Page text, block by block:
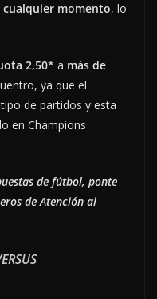
cualquier momento, lo
2,50* a más de
ya que el
de partidos y esta
en Champions
de fútbol, ponte
de Atención al